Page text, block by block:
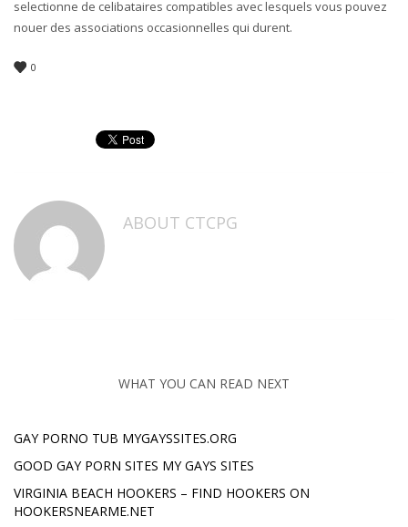
selectionne de celibataires compatibles avec lesquels vous pouvez
nouer des associations occasionnelles qui durent.
0
ABOUT CTCPG
WHAT YOU CAN READ NEXT
GAY PORNO TUB MYGAYSSITES.ORG
GOOD GAY PORN SITES MY GAYS SITES
VIRGINIA BEACH HOOKERS – FIND HOOKERS ON
HOOKERSNEARME.NET